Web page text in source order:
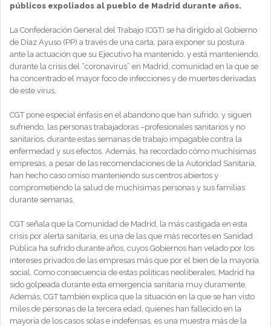
públicos expoliados al pueblo de Madrid durante años.
La Confederación General del Trabajo (CGT) se ha dirigido al Gobierno
de Díaz Ayuso (PP) a través de una carta, para exponer su postura
ante la actuación que su Ejecutivo ha mantenido, y está manteniendo,
durante la crisis del “coronavirus” en Madrid, comunidad en la que se
ha concentrado el mayor foco de infecciones y de muertes derivadas
de este virus.
CGT pone especial énfasis en el abandono que han sufrido, y siguen
sufriendo, las personas trabajadoras –profesionales sanitarios y no
sanitarios, durante estas semanas de trabajo impagable contra la
enfermedad y sus efectos. Además, ha recordado cómo muchísimas
empresas, a pesar de las recomendaciones de la Autoridad Sanitaria,
han hecho caso omiso manteniendo sus centros abiertos y
comprometiendo la salud de muchísimas personas y sus familias
durante semanas.
CGT señala que la Comunidad de Madrid, la más castigada en esta
crisis por alerta sanitaria, es una de las que más recortes en Sanidad
Pública ha sufrido durante años, cuyos Gobiernos han velado por los
intereses privados de las empresas más que por el bien de la mayoría
social. Como consecuencia de estas políticas neoliberales, Madrid ha
sido golpeada durante esta emergencia sanitaria muy duramente.
Además, CGT también explica que la situación en la que se han visto
miles de personas de la tercera edad, quienes han fallecido en la
mayoría de los casos solas e indefensas, es una muestra más de la